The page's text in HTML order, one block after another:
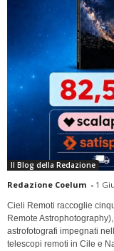
Il Blog della Redazione
Redazione Coelum - 1
Cieli Remoti raccoglie
Remote
astrofotografi impegnati
telescopi remoti in Cile e